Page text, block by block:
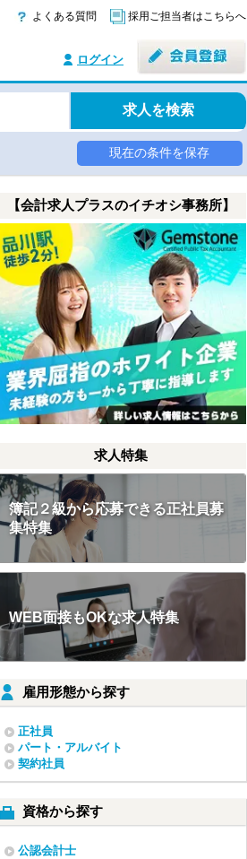
よくある質問 採用ご担当者はこちらへ
ログイン
求人を検索
現在の条件を保存
【会計求人プラスのイチオシ事務所】
求人特集
簿記２級から応募できる正社員募
集特集
WEB面接もOKな求人特集
雇用形態から探す
正社員
パート・アルバイト
契約社員
資格から探す
公認会計士